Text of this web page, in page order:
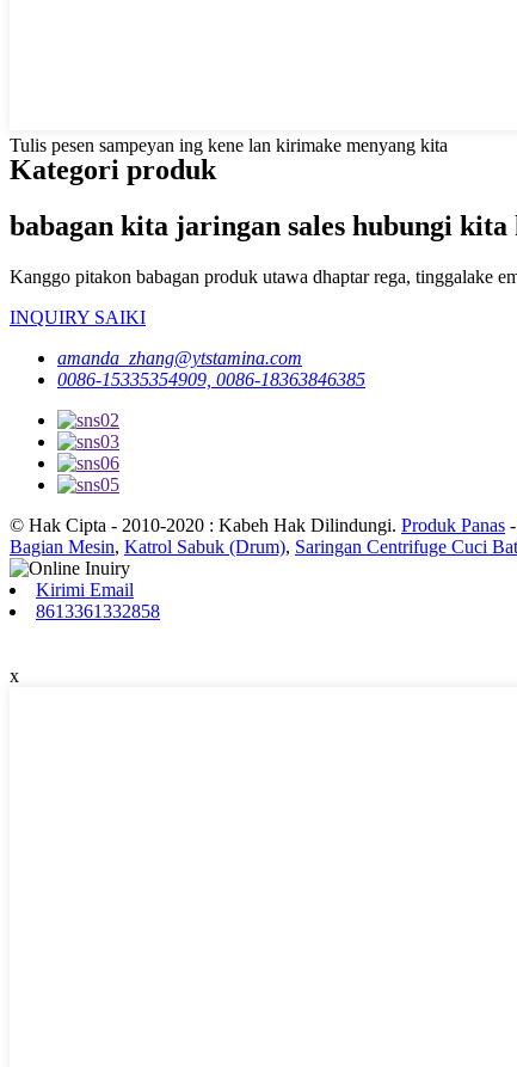
Tulis pesen sampeyan ing kene lan kirimake menyang kita
Kategori produk
babagan kita jaringan sales hubungi
Kanggo pitakon babagan produk utawa dhaptar rega, tinggalake
INQUIRY SAIKI
amanda_zhang@ytstamina.com
0086-15335354909, 0086-18363846385
© Hak Cipta - 2010-2020 : Kabeh Hak Dilindungi. Produk Panas -
Bagian Mesin, Katrol Sabuk (Drum), Saringan Centrifuge Cuci
Kirimi Email
8613361332858
x